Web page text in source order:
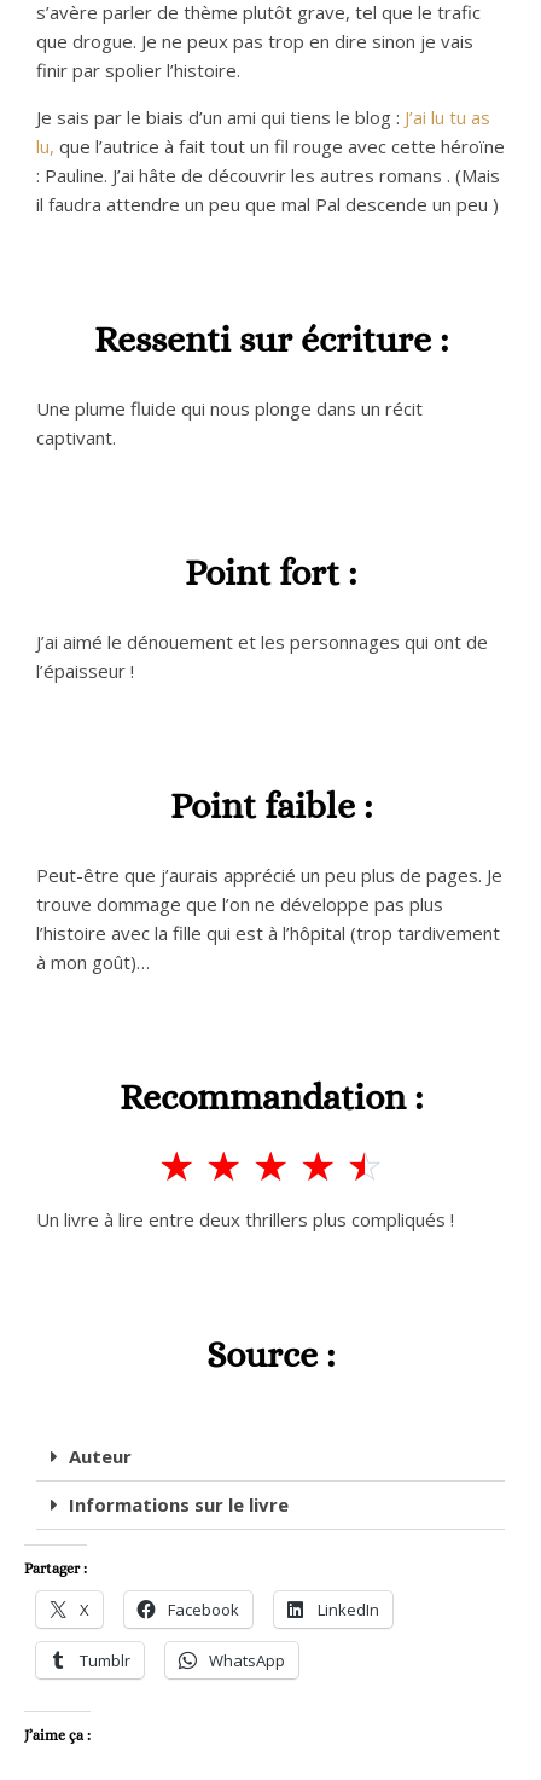
s’avère parler de thème plutôt grave, tel que le trafic
que drogue. Je ne peux pas trop en dire sinon je vais
finir par spolier l’histoire.
Je sais par le biais d’un ami qui tiens le blog : J’ai lu tu as
lu, que l’autrice à fait tout un fil rouge avec cette héroïne
: Pauline. J’ai hâte de découvrir les autres romans . (Mais
il faudra attendre un peu que mal Pal descende un peu )
Ressenti sur écriture :
Une plume fluide qui nous plonge dans un récit
captivant.
Point fort :
J’ai aimé le dénouement et les personnages qui ont de
l’épaisseur !
Point faible :
Peut-être que j’aurais apprécié un peu plus de pages. Je
trouve dommage que l’on ne développe pas plus
l’histoire avec la fille qui est à l’hôpital (trop tardivement
à mon goût)…
Recommandation :
☆ ☆ ☆ ☆ ☆
Un livre à lire entre deux thrillers plus compliqués !
Source :
Auteur
Informations sur le livre
Partager :
X Facebook LinkedIn
Tumblr WhatsApp
J’aime ça :